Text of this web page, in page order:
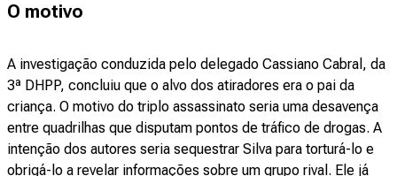
O motivo
A investigação conduzida pelo delegado Cassiano Cabral, da
3ª DHPP, concluiu que o alvo dos atiradores era o pai da
criança. O motivo do triplo assassinato seria uma desavença
entre quadrilhas que disputam pontos de tráfico de drogas. A
intenção dos autores seria sequestrar Silva para torturá-lo e
obrigá-lo a revelar informações sobre um grupo rival. Ele já